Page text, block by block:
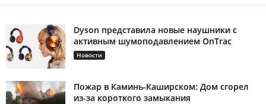
Dyson представила новые наушники с
активным шумоподавлением OnTrac
Новости
Пожар в Каминь-Каширском: Дом сгорел
из-за короткого замыкания